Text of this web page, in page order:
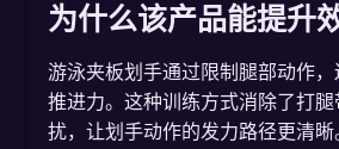
为什么该产品能提升
游泳夹板划手通过限制腿部动作
推进力。这种训练方式消除了打
扰，让划手动作的发力路径更清